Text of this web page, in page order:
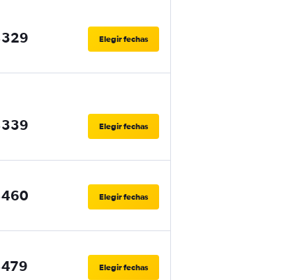
Elegir fechas
Elegir fechas
Elegir fechas
Elegir fechas